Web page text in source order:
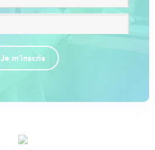
Je m'inscris